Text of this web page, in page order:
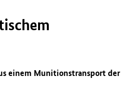
einem Munitionstransport der